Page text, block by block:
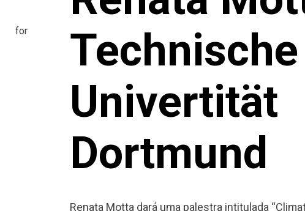
Technische
Univertität
Dortmund
Renata Motta dará uma palestra intitulada